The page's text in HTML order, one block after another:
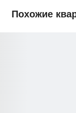
Похожие